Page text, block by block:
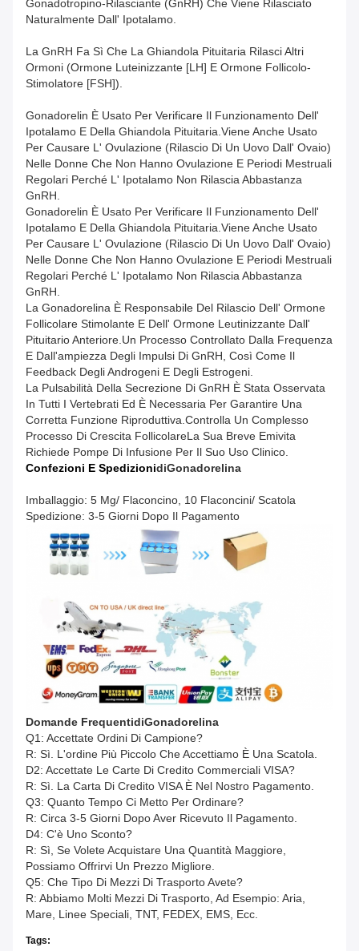
Gonadotropino-Rilasciante (GnRH) Che Viene Rilasciato
Naturalmente Dall' Ipotalamo.
La GnRH Fa Sì Che La Ghiandola Pituitaria Rilasci Altri
Ormoni (ormone Luteinizzante [LH] E Ormone Follicolo-
Stimolatore [FSH]).
Gonadorelin È Usato Per Verificare Il Funzionamento Dell'
Ipotalamo E Della Ghiandola Pituitaria.Viene Anche Usato
Per Causare L' Ovulazione (rilascio Di Un Uovo Dall' Ovaio)
Nelle Donne Che Non Hanno Ovulazione E Periodi Mestruali
Regolari Perché L' Ipotalamo Non Rilascia Abbastanza
GnRH.
Gonadorelin È Usato Per Verificare Il Funzionamento Dell'
Ipotalamo E Della Ghiandola Pituitaria.Viene Anche Usato
Per Causare L' Ovulazione (rilascio Di Un Uovo Dall' Ovaio)
Nelle Donne Che Non Hanno Ovulazione E Periodi Mestruali
Regolari Perché L' Ipotalamo Non Rilascia Abbastanza
GnRH.
La Gonadorelina È Responsabile Del Rilascio Dell' Ormone
Follicolare Stimolante E Dell' Ormone Leutinizzante Dall'
Pituitario Anteriore.un Processo Controllato Dalla Frequenza
E Dall'ampiezza Degli Impulsi Di GnRH, Così Come Il
Feedback Degli Androgeni E Degli Estrogeni.
La Pulsabilità Della Secrezione Di GnRH È Stata Osservata
In Tutti I Vertebrati Ed È Necessaria Per Garantire Una
Corretta Funzione Riproduttiva.controlla Un Complesso
Processo Di Crescita FollicolareLa Sua Breve Emivita
Richiede Pompe Di Infusione Per Il Suo Uso Clinico.
Confezioni E SpedizioniDiGonadorelina
Imballaggio: 5 Mg/ Flaconcino, 10 Flaconcini/ Scatola
Spedizione: 3-5 Giorni Dopo Il Pagamento
Domande FrequentiDiGonadorelina
Q1: Accettate Ordini Di Campione?
R: Sì. L'ordine Più Piccolo Che Accettiamo È Una Scatola.
D2: Accettate Le Carte Di Credito Commerciali VISA?
R: Sì. La Carta Di Credito VISA È Nel Nostro Pagamento.
Q3: Quanto Tempo Ci Metto Per Ordinare?
R: Circa 3-5 Giorni Dopo Aver Ricevuto Il Pagamento.
D4: C'è Uno Sconto?
R: Sì, Se Volete Acquistare Una Quantità Maggiore,
Possiamo Offrirvi Un Prezzo Migliore.
Q5: Che Tipo Di Mezzi Di Trasporto Avete?
R: Abbiamo Molti Mezzi Di Trasporto, Ad Esempio: Aria,
Mare, Linee Speciali, TNT, FEDEX, EMS, Ecc.
Tags: